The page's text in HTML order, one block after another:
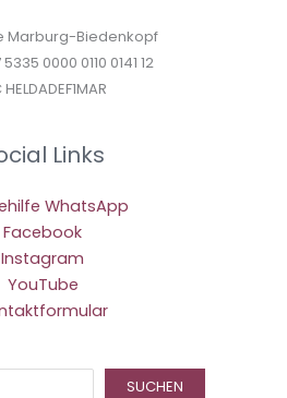
Marburg-Biedenkopf
0000 0110 0141 12
HELDADEF1MAR
Links
WhatsApp
Facebook
Instagram
YouTube
SUCHEN